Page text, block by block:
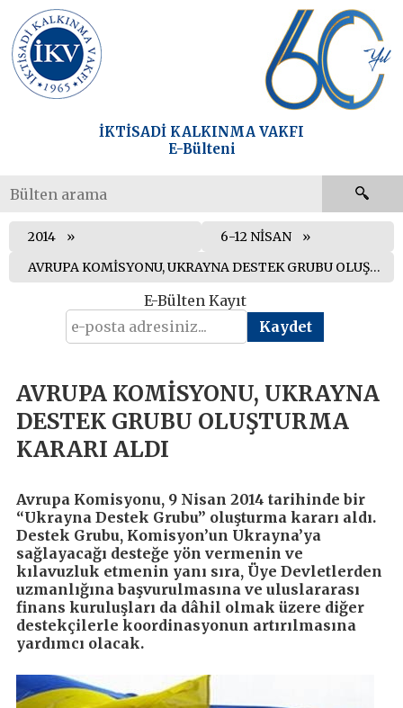
İKTİSADİ KALKINMA VAKFI
E-Bülteni
2014
6-12 NİSAN
AVRUPA KOMİSYONU, UKRAYNA DESTEK GRUBU OLUŞTURMA KARARI ALDI
E-Bülten Kayıt
AVRUPA KOMİSYONU, UKRAYNA
DESTEK GRUBU OLUŞTURMA
KARARI ALDI
Avrupa Komisyonu, 9 Nisan 2014 tarihinde bir
“Ukrayna Destek Grubu” oluşturma kararı aldı.
Destek Grubu, Komisyon’un Ukrayna’ya
sağlayacağı desteğe yön vermenin ve
kılavuzluk etmenin yanı sıra, Üye Devletlerden
uzmanlığına başvurulmasına ve uluslararası
finans kuruluşları da dâhil olmak üzere diğer
destekçilerle koordinasyonun artırılmasına
yardımcı olacak.